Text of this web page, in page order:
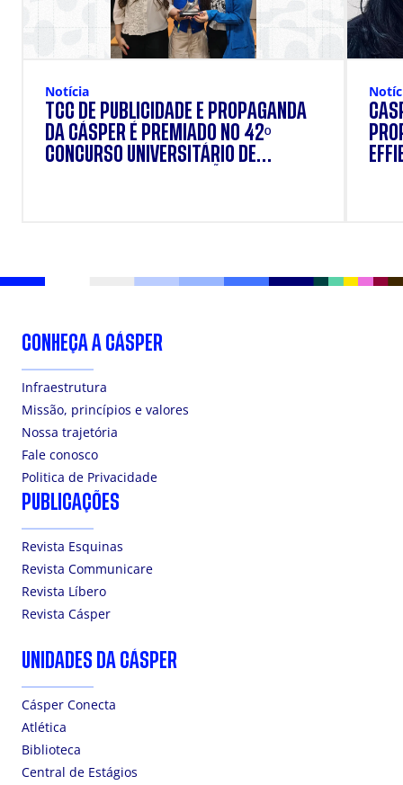
Notícia
TCC DE PUBLICIDADE E PROPAGANDA
DA CÁSPER É PREMIADO NO 42º
CONCURSO UNIVERSITÁRIO DE
CONHEÇA A CÁSPER
Infraestrutura
Missão, princípios e valores
Nossa trajetória
Fale conosco
Politica de Privacidade
PUBLICAÇÕES
Revista Esquinas
Revista Communicare
Revista Líbero
Revista Cásper
UNIDADES DA CÁSPER
Cásper Conecta
Atlética
Biblioteca
Central de Estágios